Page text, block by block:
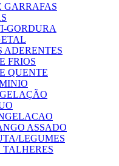
GARRAFAS
GORDURA
ADERENTES
FRIOS
QUENTE
ASSADO
LEGUMES
TALHERES